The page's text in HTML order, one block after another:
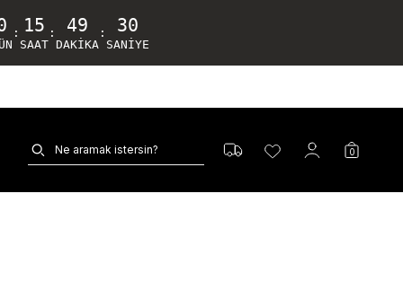
: 15
SAAT
: 49
DAKIKA
: 29
SANIYE
0